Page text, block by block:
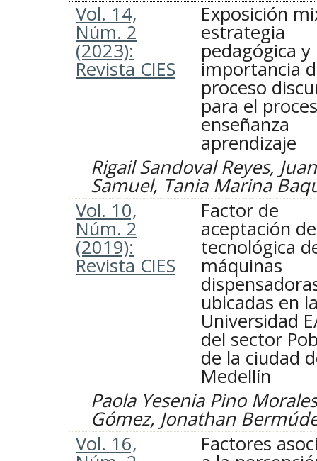
Vol. 14,
Núm. 2
(2023):
Revista CIES
Exposición
estrategia
pedagógica y
importancia
proceso
para el
enseñanza
aprendizaje
Rigail Sandoval Reyes,
Samuel, Tania Marina
Vol. 10,
Núm. 2
(2019):
Revista CIES
Factor de
aceptación
tecnológica
máquinas
ubicadas en
Universidad
del sector
de la ciudad
Medellín
Paola Yesenia Pino
Gómez, Jonathan
Vol. 16,
Factores